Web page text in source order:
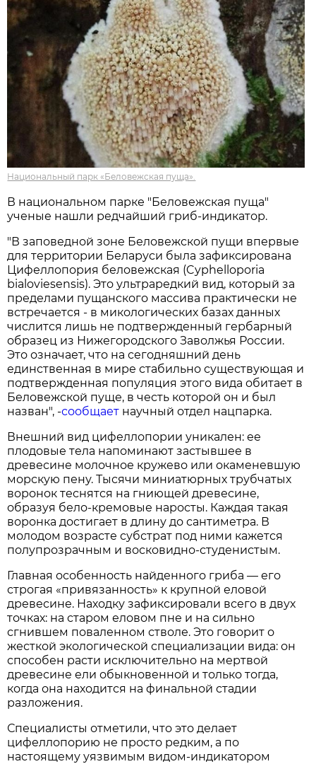
Национальный парк «Беловежская пуща».
В национальном парке "Беловежская пуща"
ученые нашли редчайший гриб-индикатор.
"В заповедной зоне Беловежской пущи впервые
для территории Беларуси была зафиксирована
Цифеллопория беловежская (Cyphelloporia
bialoviesensis). Это ультраредкий вид, который за
пределами пущанского массива практически не
встречается - в микологических базах данных
числится лишь не подтвержденный гербарный
образец из Нижегородского Заволжья России.
Это означает, что на сегодняшний день
единственная в мире стабильно существующая и
подтвержденная популяция этого вида обитает в
Беловежской пуще, в честь которой он и был
назван", -сообщает научный отдел нацпарка.
Внешний вид цифеллопории уникален: ее
плодовые тела напоминают застывшее в
древесине молочное кружево или окаменевшую
морскую пену. Тысячи миниатюрных трубчатых
воронок теснятся на гниющей древесине,
образуя бело-кремовые наросты. Каждая такая
воронка достигает в длину до сантиметра. В
молодом возрасте субстрат под ними кажется
полупрозрачным и восковидно-студенистым.
Главная особенность найденного гриба — его
строгая «привязанность» к крупной еловой
древесине. Находку зафиксировали всего в двух
точках: на старом еловом пне и на сильно
сгнившем поваленном стволе. Это говорит о
жесткой экологической специализации вида: он
способен расти исключительно на мертвой
древесине ели обыкновенной и только тогда,
когда она находится на финальной стадии
разложения.
Специалисты отметили, что это делает
цифеллопорию не просто редким, а по
настоящему уязвимым видом-индикатором